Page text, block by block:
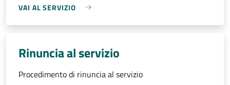
VAI AL SERVIZIO
Rinuncia al servizio
Procedimento di rinuncia al servizio